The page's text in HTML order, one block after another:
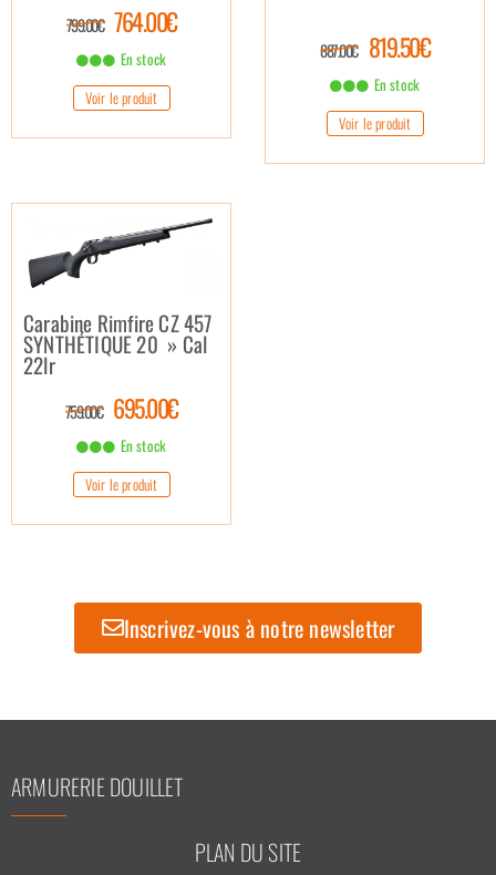
799.00€ 764.00€
En stock
Voir le produit
887.00€ 819.50€
En stock
Voir le produit
Carabine Rimfire CZ 457
SYNTHÉTIQUE 20 » Cal
22lr
759.00€ 695.00€
En stock
Voir le produit
Inscrivez-vous à notre newsletter
ARMURERIE DOUILLET
PLAN DU SITE